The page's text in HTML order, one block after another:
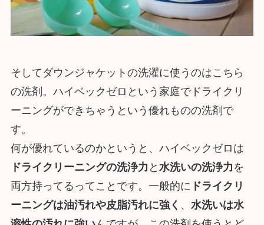
そしてダウンジャケットの洗濯に使うのはこちら
の洗剤。ハイベックゼロという家庭でドライクリ
ーニングができちゃうという優れものの洗剤で
す。
何が優れているのかというと、ハイベックゼロは
ドライクリーニングの洗浄力 と 水洗いの洗浄力 を
両方持ってるってことです。一般的に ドライクリ
ーニングは油汚れや皮脂汚れに強く 、 水洗いは水